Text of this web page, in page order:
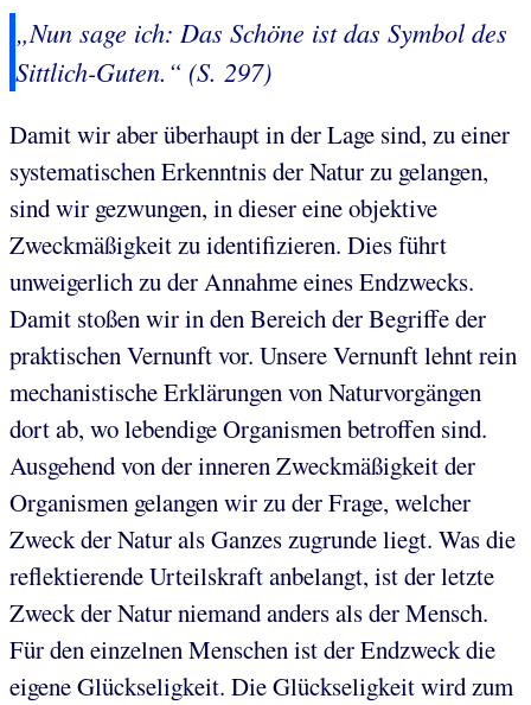
„Nun sage ich: Das Schöne ist das Symbol des
Sittlich-Guten.“ (S. 297)
Damit wir aber überhaupt in der Lage sind, zu einer
systematischen Erkenntnis der Natur zu gelangen,
sind wir gezwungen, in dieser eine objektive
Zweckmäßigkeit zu identifizieren. Dies führt
unweigerlich zu der Annahme eines Endzwecks.
Damit stoßen wir in den Bereich der Begriffe der
praktischen Vernunft vor. Unsere Vernunft lehnt rein
mechanistische Erklärungen von Naturvorgängen
dort ab, wo lebendige Organismen betroffen sind.
Ausgehend von der inneren Zweckmäßigkeit der
Organismen gelangen wir zu der Frage, welcher
Zweck der Natur als Ganzes zugrunde liegt. Was die
reflektierende Urteilskraft anbelangt, ist der letzte
Zweck der Natur niemand anders als der Mensch.
Für den einzelnen Menschen ist der Endzweck die
eigene Glückseligkeit. Die Glückseligkeit wird zum